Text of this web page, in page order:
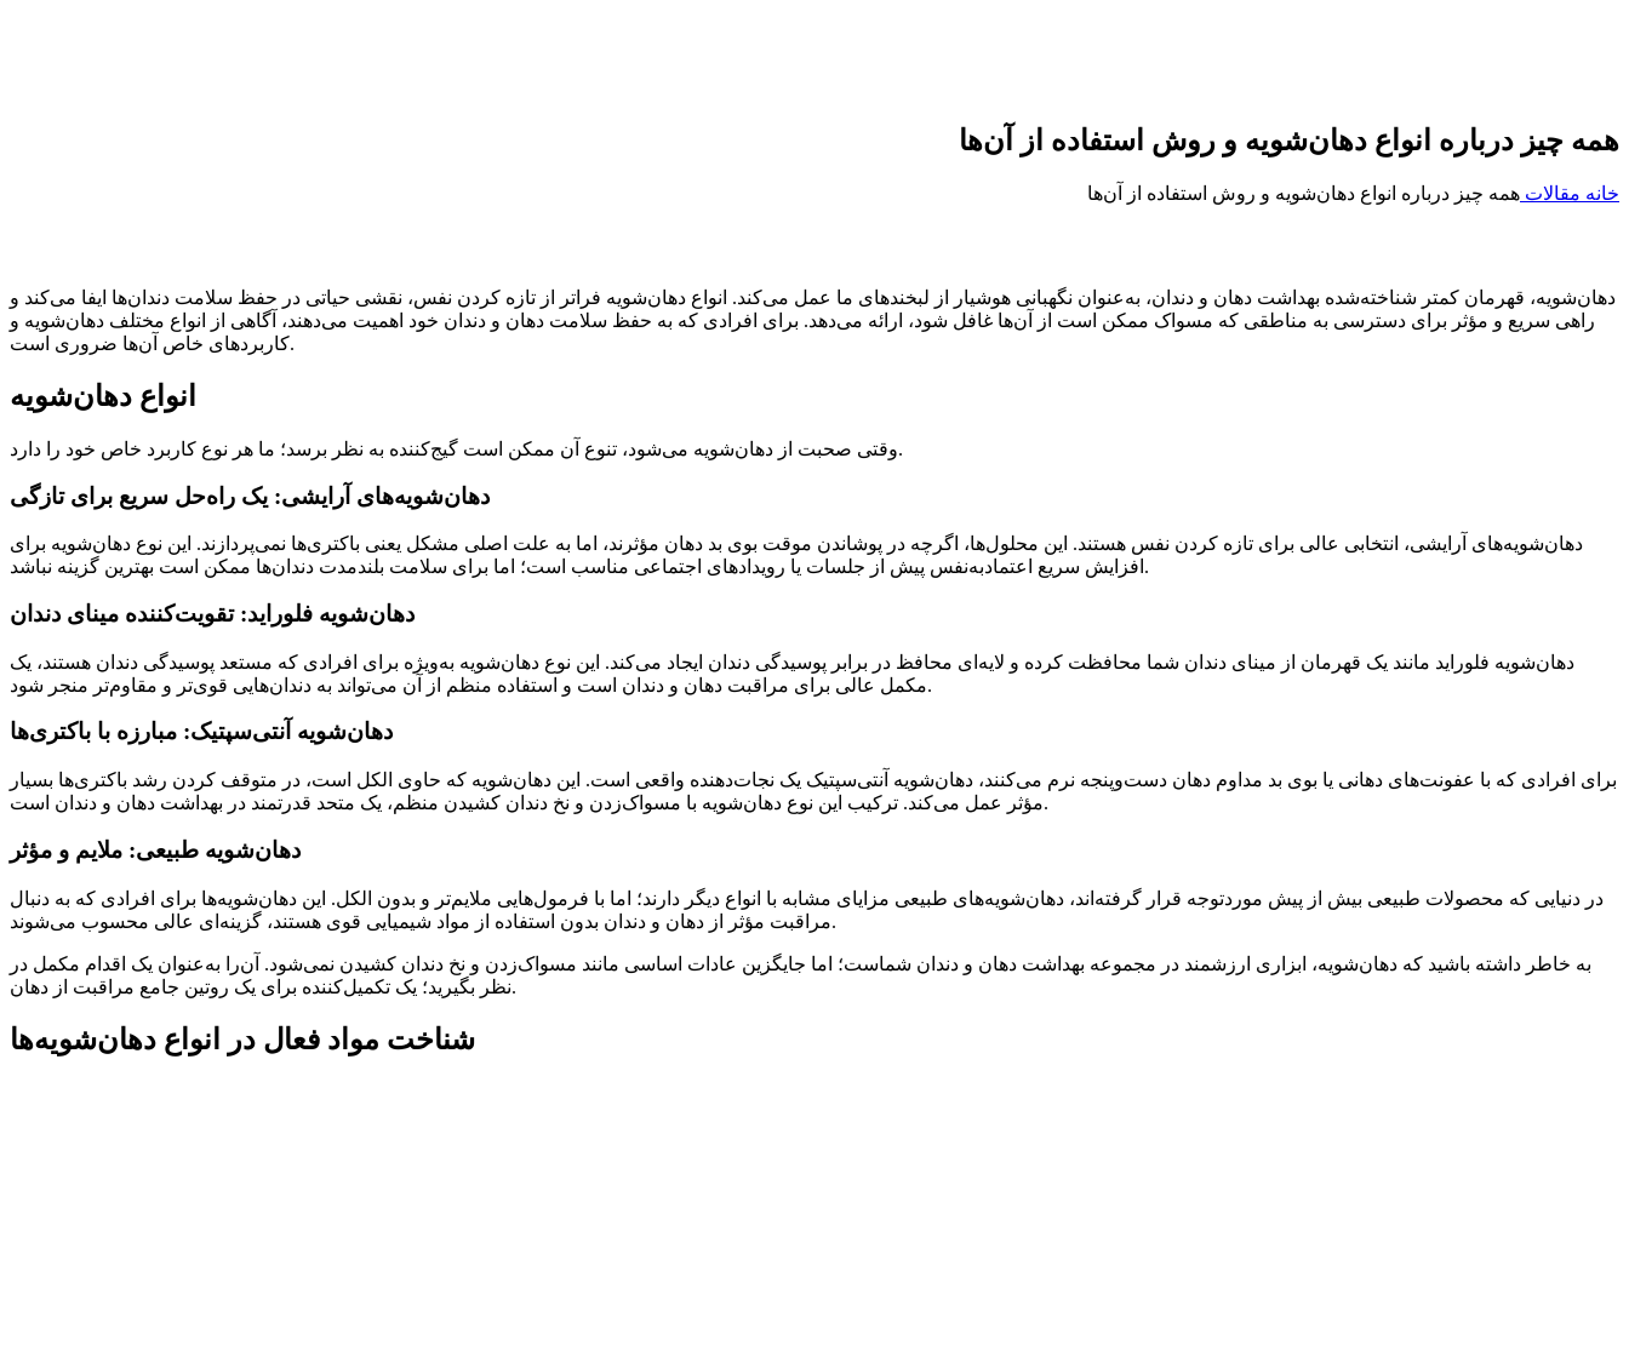
همه چیز درباره انواع دهان‌شویه و روش استفاده از آن‌ها
خانه مقالات همه چیز درباره انواع دهان‌شویه و روش استفاده از آن‌ها
دهان‌شویه، قهرمان کمتر شناخته‌شده بهداشت دهان و دندان، به‌عنوان نگهبانی هوشیار از لبخندهای ما عمل می‌کند. انواع دهان‌شویه فراتر از تازه کردن نفس، نقشی حیاتی در حفظ سلامت دندان‌ها ایفا می‌کند و
راهی سریع و مؤثر برای دسترسی به مناطقی که مسواک ممکن است از آن‌ها غافل شود، ارائه می‌دهد. برای افرادی که به حفظ سلامت دهان و دندان خود اهمیت می‌دهند، آگاهی از انواع مختلف دهان‌شویه و
کاربردهای خاص آن‌ها ضروری است.
انواع دهان‌شویه
وقتی صحبت از دهان‌شویه می‌شود، تنوع آن ممکن است گیج‌کننده به نظر برسد؛ ما هر نوع کاربرد خاص خود را دارد.
دهان‌شویه‌های آرایشی: یک راه‌حل سریع برای تازگی
دهان‌شویه‌های آرایشی، انتخابی عالی برای تازه کردن نفس هستند. این محلول‌ها، اگرچه در پوشاندن موقت بوی بد دهان مؤثرند، اما به علت اصلی مشکل یعنی باکتری‌ها نمی‌پردازند. این نوع دهان‌شویه برای
افزایش سریع اعتمادبه‌نفس پیش از جلسات یا رویدادهای اجتماعی مناسب است؛ اما برای سلامت بلندمدت دندان‌ها ممکن است بهترین گزینه نباشد.
دهان‌شویه فلوراید: تقویت‌کننده مینای دندان
دهان‌شویه فلوراید مانند یک قهرمان از مینای دندان شما محافظت کرده و لایه‌ای محافظ در برابر پوسیدگی دندان ایجاد می‌کند. این نوع دهان‌شویه به‌ویژه برای افرادی که مستعد پوسیدگی دندان هستند، یک
مکمل عالی برای مراقبت دهان و دندان است و استفاده منظم از آن می‌تواند به دندان‌هایی قوی‌تر و مقاوم‌تر منجر شود.
دهان‌شویه آنتی‌سپتیک: مبارزه با باکتری‌ها
برای افرادی که با عفونت‌های دهانی یا بوی بد مداوم دهان دست‌وپنجه نرم می‌کنند، دهان‌شویه آنتی‌سپتیک یک نجات‌دهنده واقعی است. این دهان‌شویه که حاوی الکل است، در متوقف کردن رشد باکتری‌ها بسیار
مؤثر عمل می‌کند. ترکیب این نوع دهان‌شویه با مسواک‌زدن و نخ دندان کشیدن منظم، یک متحد قدرتمند در بهداشت دهان و دندان است.
دهان‌شویه طبیعی: ملایم و مؤثر
در دنیایی که محصولات طبیعی بیش ‌از ‌پیش موردتوجه قرار گرفته‌اند، دهان‌شویه‌های طبیعی مزایای مشابه با انواع دیگر دارند؛ اما با فرمول‌هایی ملایم‌تر و بدون الکل. این دهان‌شویه‌ها برای افرادی که به دنبال
مراقبت مؤثر از دهان و دندان بدون استفاده از مواد شیمیایی قوی هستند، گزینه‌ای عالی محسوب می‌شوند.
به ‌خاطر داشته باشید که دهان‌شویه، ابزاری ارزشمند در مجموعه بهداشت دهان و دندان شماست؛ اما جایگزین عادات اساسی مانند مسواک‌زدن و نخ دندان کشیدن نمی‌شود. آن‌را به‌عنوان یک اقدام مکمل در
نظر بگیرید؛ یک تکمیل‌کننده برای یک روتین جامع مراقبت از دهان.
شناخت مواد فعال در انواع دهان‌شویه‌ها